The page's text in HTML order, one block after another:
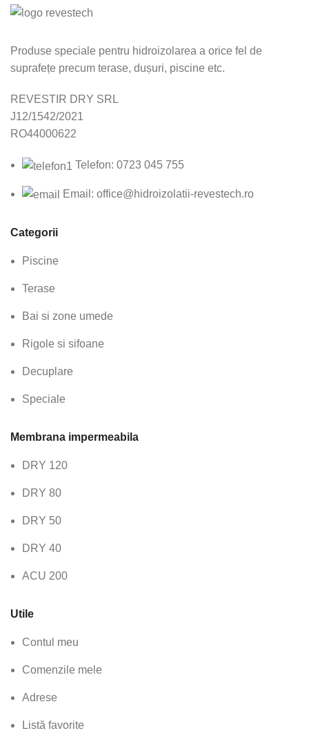
Produse speciale pentru hidroizolarea a orice fel de
suprafețe precum terase, dușuri, piscine etc.
REVESTIR DRY SRL
J12/1542/2021
RO44000622
Telefon: 0723 045 755
Email: office@hidroizolatii-revestech.ro
Categorii
Piscine
Terase
Bai si zone umede
Rigole si sifoane
Decuplare
Speciale
Membrana impermeabila
DRY 120
DRY 80
DRY 50
DRY 40
ACU 200
Utile
Contul meu
Comenzile mele
Adrese
Listă favorite